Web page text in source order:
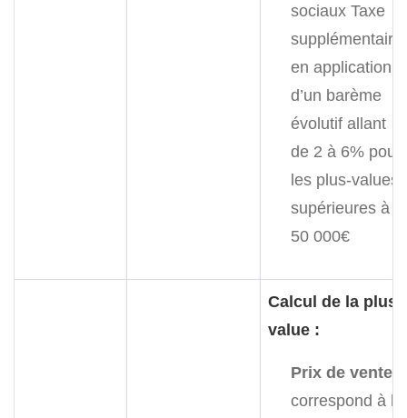
sociaux Taxe
supplémentaire
en application
d’un barème
évolutif allant
de 2 à 6% pour
les plus-values
supérieures à
50 000€
Calcul de la plus-
value :
Prix de vente
correspond à la